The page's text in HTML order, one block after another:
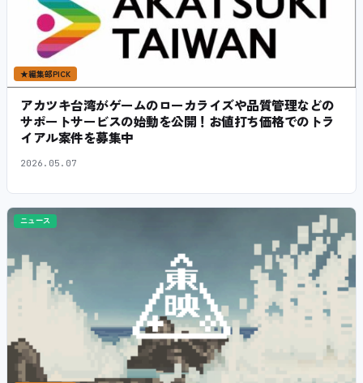
★編集部PICK
アカツキ台湾がゲームのローカライズや品質管理などの
サポートサービスの始動を公開！お値打ち価格でのトラ
イアル案件を募集中
2026.05.07
ニュース